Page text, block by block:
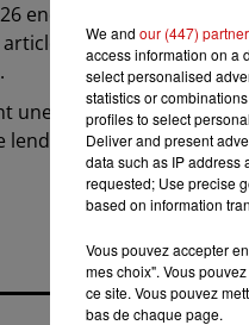
enquêteurs se sont
de maroquinerie,
une femme de 47 ans,
lendemain.
We and our (447)
access information on a
select personalised
statistics or
profiles to select
Deliver and present
data such as IP address
requested; Use precise
based on information
Vous pouvez accepter
mes choix". Vous
ce site. Vous pouvez
bas de chaque page.